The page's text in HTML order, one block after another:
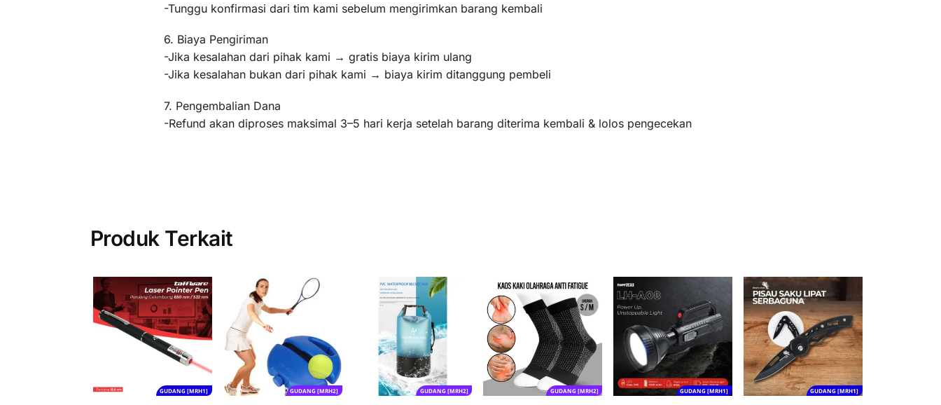
-Tunggu konfirmasi dari tim kami sebelum mengirimkan barang kembali
6. Biaya Pengiriman
-Jika kesalahan dari pihak kami → gratis biaya kirim ulang
-Jika kesalahan bukan dari pihak kami → biaya kirim ditanggung pembeli
7. Pengembalian Dana
-Refund akan diproses maksimal 3–5 hari kerja setelah barang diterima kembali & lolos pengecekan
Produk Terkait
GUDANG [MRH1] GUDANG [MRH2] GUDANG [MRH2] GUDANG [MRH2] GUDANG [MRH1] GUDANG [MRH1]